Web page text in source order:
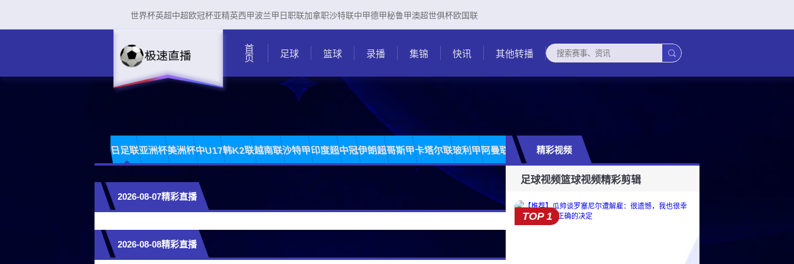
世界杯英超中超欧冠杯亚精英西甲波兰甲 日职联加拿职沙特联中甲德甲秘鲁甲澳超世俱杯欧国联
首页 足球 篮球 录播 集锦 快讯 其他转播 
日足联亚洲杯美洲杯中U17韩K2联越南联沙特甲印度超中冠伊朗超哥斯甲卡塔尔联玻利甲阿曼联 柬埔超委内甲孟加拉超
2026-08-07精彩直播
2026-08-08精彩直播
精彩视频
足球视频篮球视频精彩剪辑
TOP 1